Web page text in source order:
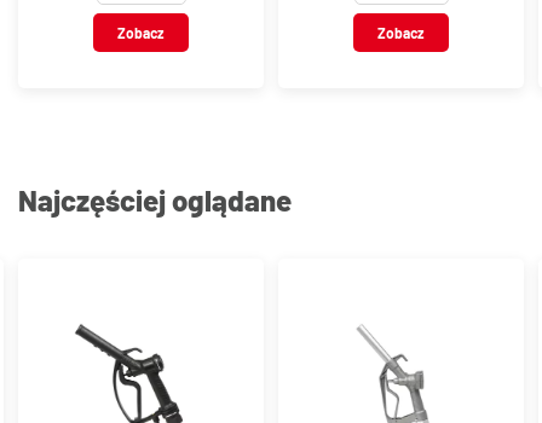
Zobacz Zobacz
Najczęściej oglądane